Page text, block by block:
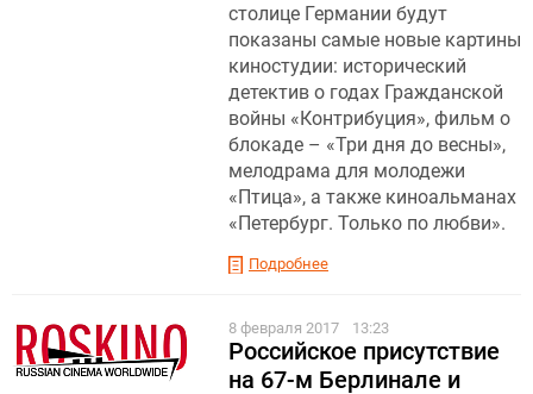
столице Германии будут
показаны самые новые картины
киностудии: исторический
детектив о годах Гражданской
войны «Контрибуция», фильм о
блокаде – «Три дня до весны»,
мелодрама для молодежи
«Птица», а также киноальманах
«Петербург. Только по любви».
Подробнее
8 февраля 2017 13:23
Российское присутствие
на 67-м Берлинале и